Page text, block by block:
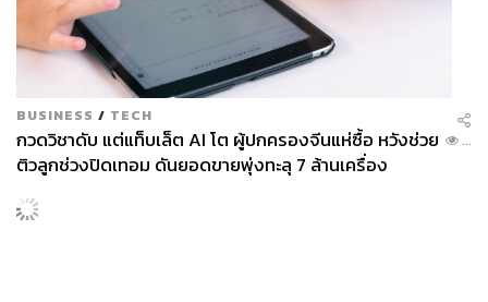
BUSINESS / TECH
กวดวิชาดับ แต่แท็บเล็ต AI โต ผู้ปกครองจีนแห่ซื้อ หวังช่วย
ติวลูกช่วงปิดเทอม ดันยอดขายพุ่งทะลุ 7 ล้านเครื่อง
...